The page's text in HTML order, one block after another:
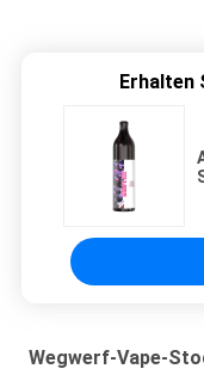
Erhalten
Wegwerf-Vape-